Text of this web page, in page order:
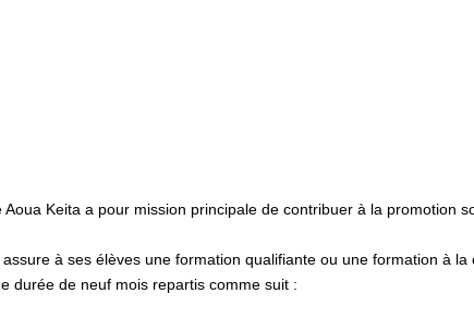
Keita a pour mission principale de contribuer à la promotion
à ses élèves une formation qualifiante ou une formation à
durée de neuf mois repartis comme suit :